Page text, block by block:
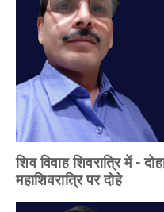
शिव विवाह शिवरात्रि में -
महाशिवरात्रि पर दोहे